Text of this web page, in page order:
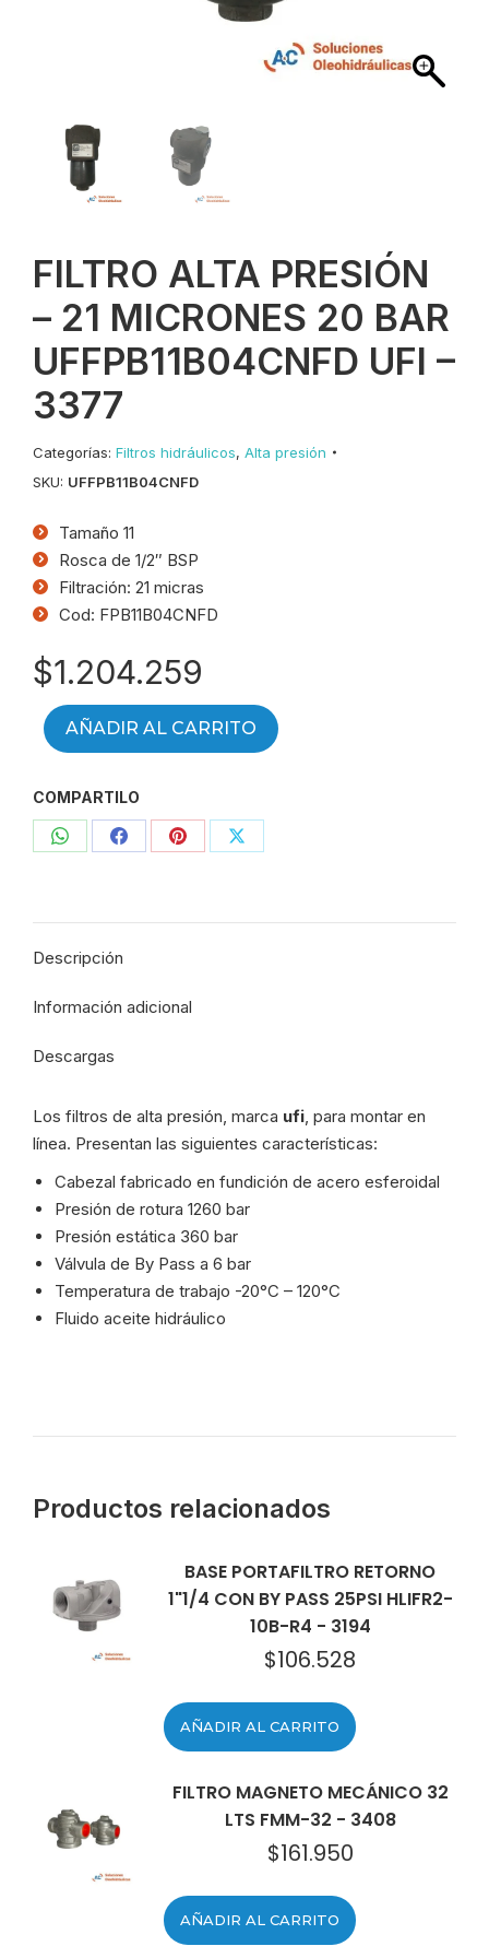
FILTRO ALTA PRESIÓN
– 21 MICRONES 20 BAR
UFFPB11B04CNFD UFI –
3377
Categorías: Filtros hidráulicos, Alta presión
SKU: UFFPB11B04CNFD
Tamaño 11
Rosca de 1/2″ BSP
Filtración: 21 micras
Cod: FPB11B04CNFD
$1.204.259
AÑADIR AL CARRITO
COMPARTILO
CompartirCompartirCompartirCompartir
Descripción
Información adicional
Descargas
Los filtros de alta presión, marca ufi, para montar en
línea. Presentan las siguientes características:
Cabezal fabricado en fundición de acero esferoidal
Presión de rotura 1260 bar
Presión estática 360 bar
Válvula de By Pass a 6 bar
Temperatura de trabajo -20°C – 120°C
Fluido aceite hidráulico
Productos relacionados
BASE PORTAFILTRO RETORNO
1"1/4 CON BY PASS 25PSI HLIFR2-
10B-R4 - 3194
$106.528
AÑADIR AL CARRITO
FILTRO MAGNETO MECÁNICO 32
LTS FMM-32 - 3408
$161.950
AÑADIR AL CARRITO